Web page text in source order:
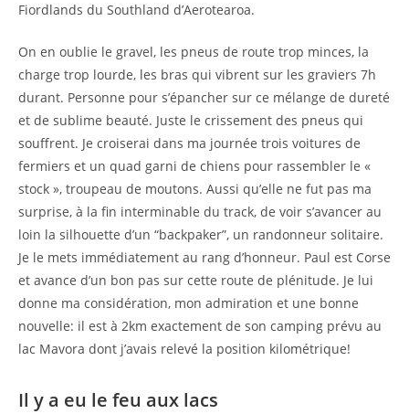
Fiordlands du Southland d’Aerotearoa.
On en oublie le gravel, les pneus de route trop minces, la
charge trop lourde, les bras qui vibrent sur les graviers 7h
durant. Personne pour s’épancher sur ce mélange de dureté
et de sublime beauté. Juste le crissement des pneus qui
souffrent. Je croiserai dans ma journée trois voitures de
fermiers et un quad garni de chiens pour rassembler le «
stock », troupeau de moutons. Aussi qu’elle ne fut pas ma
surprise, à la fin interminable du track, de voir s’avancer au
loin la silhouette d’un “backpaker”, un randonneur solitaire.
Je le mets immédiatement au rang d’honneur. Paul est Corse
et avance d’un bon pas sur cette route de plénitude. Je lui
donne ma considération, mon admiration et une bonne
nouvelle: il est à 2km exactement de son camping prévu au
lac Mavora dont j’avais relevé la position kilométrique!
Il y a eu le feu aux lacs